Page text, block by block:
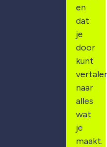
en
dat
je
door
kunt
naar
alles
wat
je
maakt.